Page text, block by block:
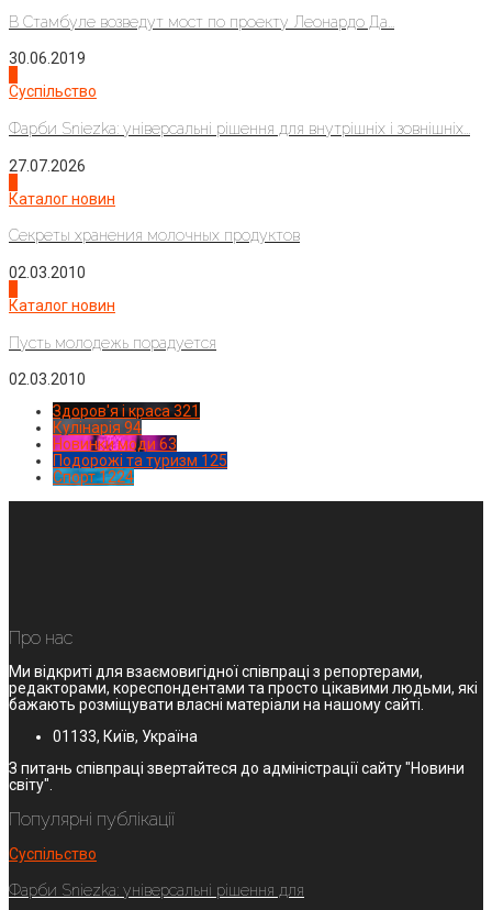
В Стамбуле возведут мост по проекту Леонардо Да...
30.06.2019
Суспільство
Фарби Sniezka: універсальні рішення для внутрішніх і зовнішніх...
27.07.2026
Каталог новин
Секреты хранения молочных продуктов
02.03.2010
Каталог новин
Пусть молодежь порадуется
02.03.2010
Здоров'я і краса 321
Кулінарія 94
Новинки моди 63
Подорожі та туризм 125
Спорт1224
Про нас
Ми відкриті для взаємовигідної співпраці з репортерами,
редакторами, кореспондентами та просто цікавими людьми, які
бажають розміщувати власні матеріали на нашому сайті.
01133, Київ, Україна
З питань співпраці звертайтеся до адміністрації сайту "Новини
світу".
Популярні публікації
Суспільство
Фарби Sniezka: універсальні рішення для